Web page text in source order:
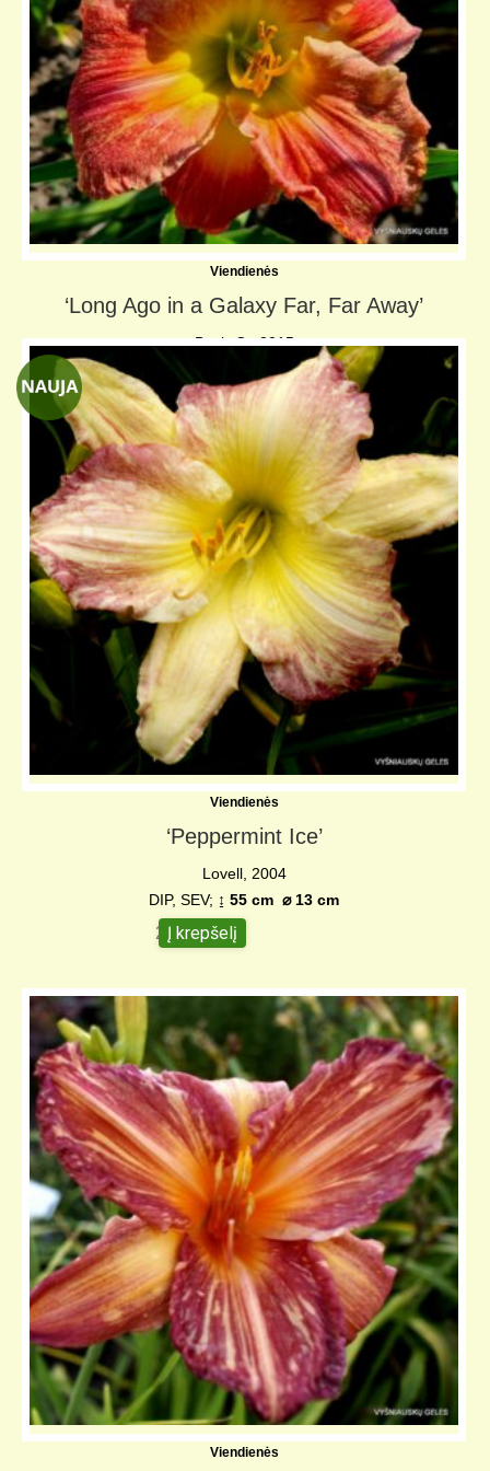
Viendienės
‘Long Ago in a Galaxy Far, Far Away’
Bush-C., 2015
TET, DOR;
↨ 50 cm⌀14 cm
Viendienės
‘Peppermint Ice’
Lovell, 2004
DIP, SEV; ↨ 55 cm ⌀13 cm
20,00€
Į krepšelį
Viendienės